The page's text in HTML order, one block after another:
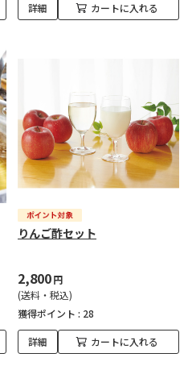
詳細 カートに入れる
りんご酢セット
2,800円
(送料・税込)
獲得ポイント : 28
詳細 カートに入れる